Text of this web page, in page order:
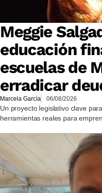
Meggie
educación
escuelas de
erradicar
Marcela García 06/08/2026
Un proyecto legislativo clave
herramientas reales para